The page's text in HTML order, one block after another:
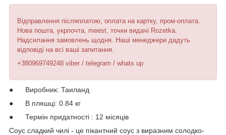
Відправлення післяплатою, оплата на картку, пром-оплата.
Нова пошта, укрпочта, meest, точки видачі Rozetka.
Надсилання замовлень щодня. Наші менеджери дадуть
відповіді на всі ваші запитання.
+380969749248 viber / telegram / whats up
● Виробник: Таиланд
● В пляшці: 0.84 кг
● Термін придатності : 12 місяців
Соус сладкий чилі - це пікантний соус з виразним солодко-